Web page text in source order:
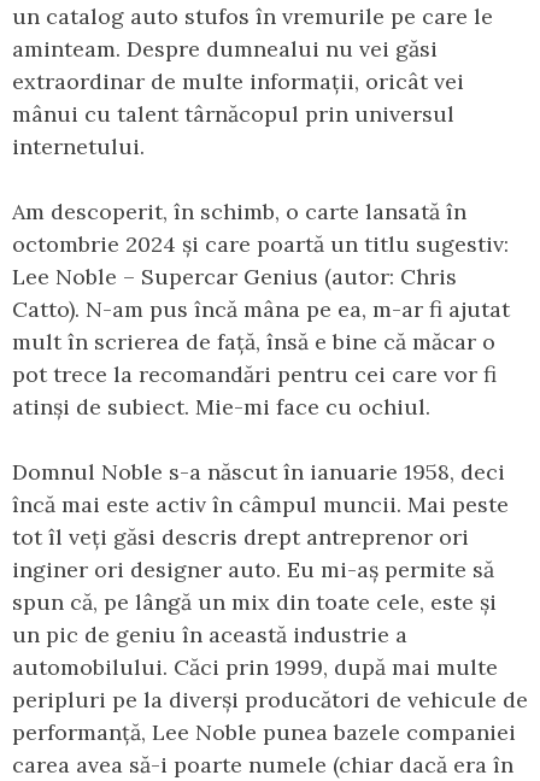
un catalog auto stufos în vremurile pe care le
aminteam. Despre dumnealui nu vei găsi
extraordinar de multe informații, oricât vei
mânui cu talent târnăcopul prin universul
internetului.
Am descoperit, în schimb, o carte lansată în
octombrie 2024 și care poartă un titlu sugestiv:
Lee Noble – Supercar Genius (autor: Chris
Catto). N-am pus încă mâna pe ea, m-ar fi ajutat
mult în scrierea de față, însă e bine că măcar o
pot trece la recomandări pentru cei care vor fi
atinși de subiect. Mie-mi face cu ochiul.
Domnul Noble s-a născut în ianuarie 1958, deci
încă mai este activ în câmpul muncii. Mai peste
tot îl veți găsi descris drept antreprenor ori
inginer ori designer auto. Eu mi-aș permite să
spun că, pe lângă un mix din toate cele, este și
un pic de geniu în această industrie a
automobilului. Căci prin 1999, după mai multe
peripluri pe la diverși producători de vehicule de
performanță, Lee Noble punea bazele companiei
carea avea să-i poarte numele (chiar dacă era în